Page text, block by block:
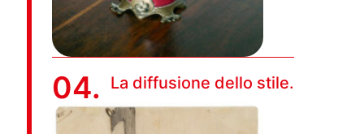
04. La diffusione dello stile.